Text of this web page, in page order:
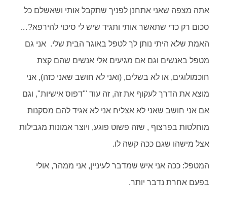
אתה מצפה שאני אתחנן לפניך שתקבל אותי ושאשלם כל
סכום רק כדי שתאשר אותי ותגיד שיש לי סיכוי להירפא?…
האמת שלא היתי נותן לך לטפל באוגר הבית שלי. אני גם
מטפל באנשים וגם אם מגיעים אלי אנשים שהם קצת
חוכמולוגים, או לא בשלים, (ואני לא חושב שאני כזה), אני
מוצא את הדרך לעקוף את זה, זה עוד "'דפוס אישיות", וגם
אם אני חושב שאני לא אצליח אני לא אגיד להם מסקנות
מוחלטות בפרצוף , שזה פשוט פוגע, ויוצר אמונות מגבילות
אצל מישהו שגם ככה קשה לו.
המטפל: ככה אני איש שמדבר לעיניין, אני ממהר, אולי
בפעם אחרת נדבר יותר.